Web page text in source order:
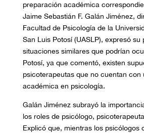
preparación académica
Jaime Sebastián F. Galán Jiménez,
Facultad de Psicología de la
San Luis Potosí (UASLP), expresó
situaciones similares que podrían
Potosí, ya que comentó, existen
psicoterapeutas que no cuentan con
académica en psicología.
Galán Jiménez subrayó la
los roles de psicólogo,
Explicó que, mientras los psicólogos